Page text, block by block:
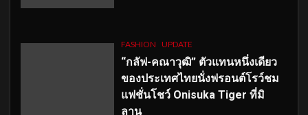
FASHION UPDATE
“กลัฟ-คณาวุฒิ” ตัวแทนหนึ่งเดียว
ของประเทศไทยนั่งฟรอนต์โรว์ชม
แฟชั่นโชว์ Onisuka Tiger ที่มิ
ลาน